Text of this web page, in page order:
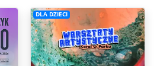
DLA DZIECI